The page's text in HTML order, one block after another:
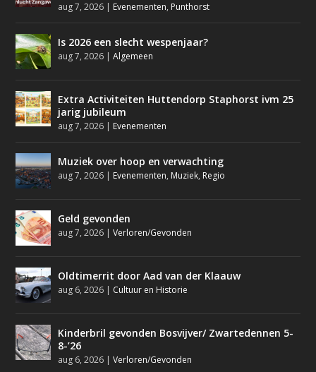
aug 7, 2026 | Evenementen, Punthorst
Is 2026 een slecht wespenjaar?
aug 7, 2026 |Algemeen
Extra Activiteiten Huttendorp Staphorst ivm 25
jarig jubileum
aug 7, 2026 | Evenementen
Muziek over hoop en verwachting
aug 7, 2026 | Evenementen, Muziek, Regio
Geld gevonden
aug 7, 2026 |Verloren/Gevonden
Oldtimerrit door Aad van der Klaauw
aug 6, 2026 | Cultuur en Historie
Kinderbril gevonden Bosvijver/ Zwartedennen 5-
8-’26
aug 6, 2026 |Verloren/Gevonden